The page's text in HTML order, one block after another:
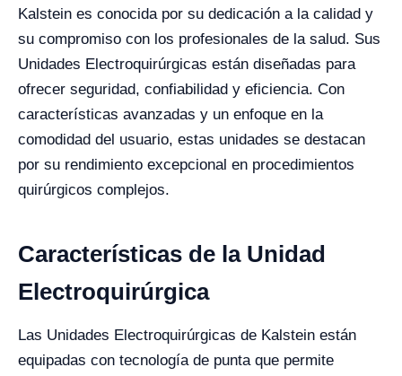
Kalstein es conocida por su dedicación a la calidad y
su compromiso con los profesionales de la salud. Sus
Unidades Electroquirúrgicas están diseñadas para
ofrecer seguridad, confiabilidad y eficiencia. Con
características avanzadas y un enfoque en la
comodidad del usuario, estas unidades se destacan
por su rendimiento excepcional en procedimientos
quirúrgicos complejos.
Características de la Unidad
Electroquirúrgica
Las Unidades Electroquirúrgicas de Kalstein están
equipadas con tecnología de punta que permite